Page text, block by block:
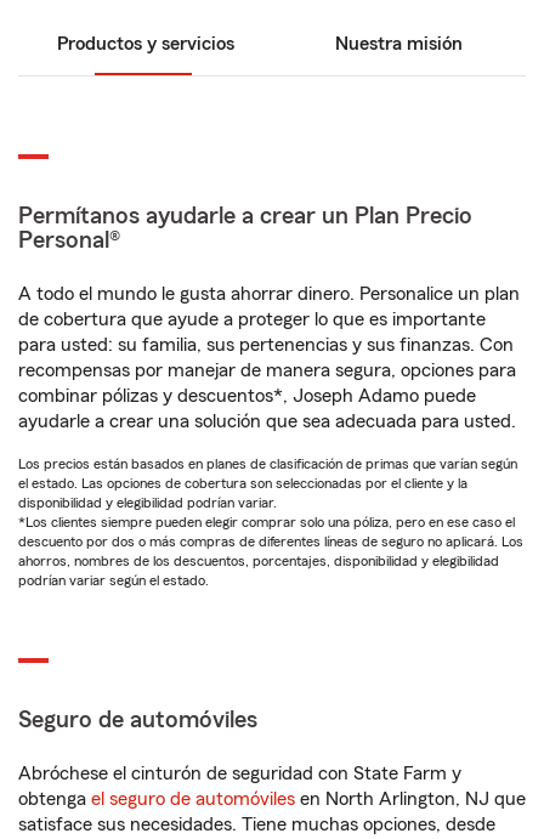
Productos y servicios Nuestra misión
Permítanos ayudarle a crear un Plan Precio
Personal®
A todo el mundo le gusta ahorrar dinero. Personalice un plan
de cobertura que ayude a proteger lo que es importante
para usted: su familia, sus pertenencias y sus finanzas. Con
recompensas por manejar de manera segura, opciones para
combinar pólizas y descuentos*, Joseph Adamo puede
ayudarle a crear una solución que sea adecuada para usted.
Los precios están basados en planes de clasificación de primas que varían según
el estado. Las opciones de cobertura son seleccionadas por el cliente y la
disponibilidad y elegibilidad podrían variar.
*Los clientes siempre pueden elegir comprar solo una póliza, pero en ese caso el
descuento por dos o más compras de diferentes líneas de seguro no aplicará. Los
ahorros, nombres de los descuentos, porcentajes, disponibilidad y elegibilidad
podrían variar según el estado.
Seguro de automóviles
Abróchese el cinturón de seguridad con State Farm y
obtenga el seguro de automóviles en North Arlington, NJ que
satisface sus necesidades. Tiene muchas opciones, desde